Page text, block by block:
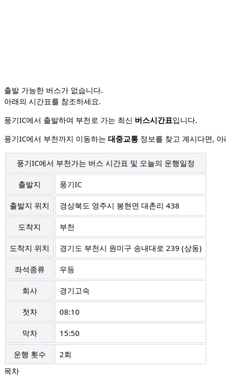
출발 가능한 버스가 없습니다.
아래의 시간표를 참조하세요.
풍기IC에서 출발하여 부천로 가는 최신 버스시간표입니다.
풍기IC에서 부천까지 이동하는 대중교통 정보를 찾고 계시다면,
풍기IC에서 부천가는 버스 시간표 및 오늘의 운행일정
출발지 풍기IC
출발지 위치 경상북도 영주시 봉현면 대촌리 438
도착지 부천
도착지 위치 경기도 부천시 원미구 송내대로 239 (상동)
좌석종류 우등
회사 경기고속
첫차 08:10
막차 15:50
운행 횟수 2회